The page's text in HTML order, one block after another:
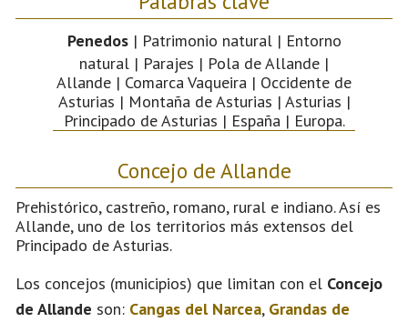
Penedos| Patrimonio natural | Entorno
natural | Parajes | Pola de Allande |
Allande | Comarca Vaqueira | Occidente de
Asturias | Montaña de Asturias | Asturias |
Principado de Asturias | España | Europa.
Concejo de Allande
Prehistórico, castreño, romano, rural e indiano. Así es
Allande, uno de los territorios más extensos del
Principado de Asturias.
Los concejos (municipios) que limitan con el Concejo
de Allande son: Cangas del Narcea, Grandas de